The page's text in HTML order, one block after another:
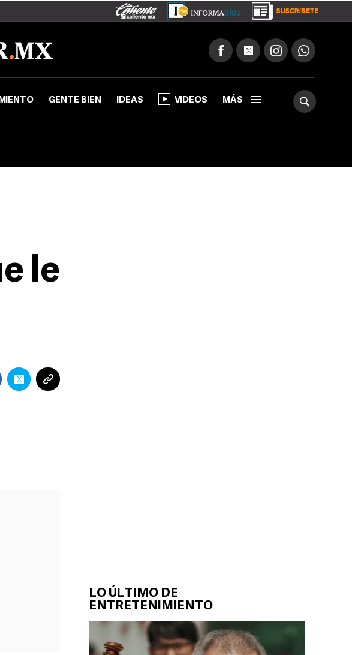
GENTE BIEN IDEAS VIDEOS MÁS
LO ÚLTIMO DE
ENTRETENIMIENTO
le